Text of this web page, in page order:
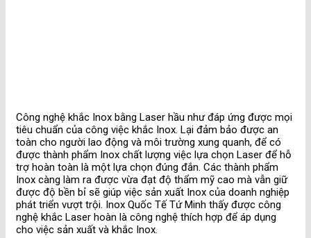
Công nghệ khắc Inox bằng Laser hầu như đáp ứng được mọi
tiêu chuẩn của công việc khắc Inox. Lại đảm bảo được an
toàn cho người lao động và môi trường xung quanh, để có
được thành phẩm Inox chất lượng việc lựa chọn Laser để hỗ
trợ hoàn toàn là một lựa chọn đúng đắn. Các thành phẩm
Inox càng làm ra được vừa đạt độ thẩm mỹ cao mà vẫn giữ
được độ bền bỉ sẽ giúp việc sản xuất Inox của doanh nghiệp
phát triển vượt trội. Inox Quốc Tế Tứ Minh thấy được công
nghệ khắc Laser hoàn là công nghệ thích hợp để áp dụng
cho việc sản xuất và khắc Inox.